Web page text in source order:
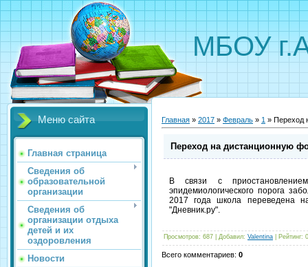
МБОУ
Меню сайта
Главная страница
Сведения об
образовательной
организации
Сведения об
организации отдыха
детей и их
оздоровления
Новости
Главная » 2017 » Февраль » 1 » Переход
Переход на дистанционную
В связи с
эпидемиологического порога
2017 года школа переведена
"Дневник.ру".
Просмотров: 687 Добавил: Valentina Рейтинг:
Всего комментариев: 0